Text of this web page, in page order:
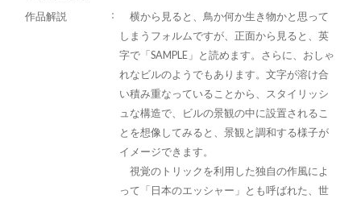
作品解説
横から見ると、鳥か何か生き物かと思って
しまうフォルムですが、正面から見ると、英
字で「SAMPLE」と読めます。さらに、おしゃ
れなビルのようでもあります。文字が溶け合
い積み重なっていることから、スタイリッシ
ュな構造で、ビルの景観の中に設置されるこ
とを想像してみると、景観と調和する様子が
イメージできます。
視覚のトリックを利用した独自の作風によ
って「日本のエッシャー」とも呼ばれた、世